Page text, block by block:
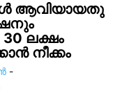
ആവിയായതു
ലക്ഷം
നീക്കം
-